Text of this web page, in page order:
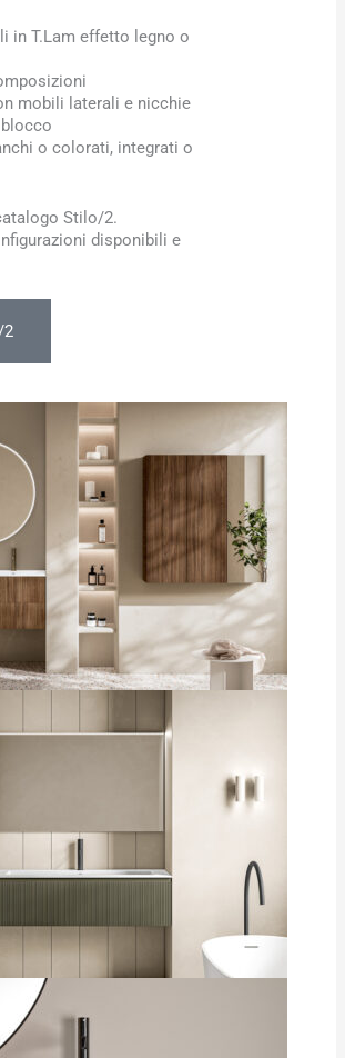
in T.Lam effetto legno o
mobili laterali e nicchie
o colorati, integrati o
Stilo/2.
disponibili e
2